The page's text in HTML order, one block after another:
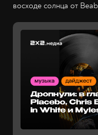
восходе солнца от